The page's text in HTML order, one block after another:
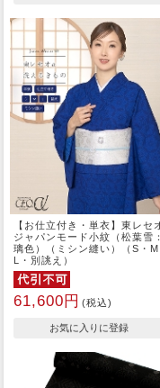
【お仕立付き・単衣】東レセ
ジャパンモード小紋（松葉雪
璃色）（ミシン縫い）（S・M
L・別誂え）
61,600円 (税込)